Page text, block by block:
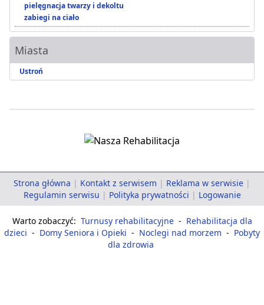
pielęgnacja twarzy i dekoltu
zabiegi na ciało
Miasta
Ustroń
Strona główna | Kontakt z serwisem | Reklama w serwisie |
Regulamin serwisu | Polityka prywatności | Logowanie
Warto zobaczyć: Turnusy rehabilitacyjne - Rehabilitacja dla
dzieci - Domy Seniora i Opieki - Noclegi nad morzem - Pobyty
dla zdrowia